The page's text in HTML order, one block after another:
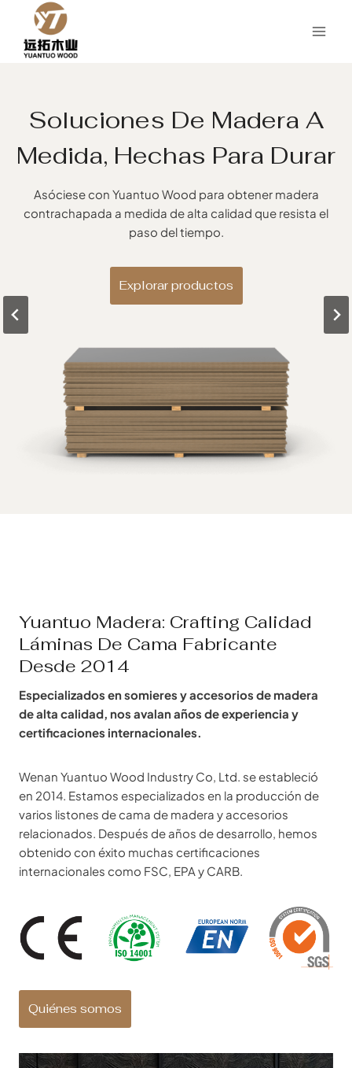
Contenido
Innovación Y Calidad En
Cada Lama
Explore nuestra gama de productos de madera
elaborados por expertos del fabricante de somieres de
origen.
Explorar productos
Su Fuente De Confianza
Para Somieres De Alta
Calidad
Descubra la combinación perfecta de calidad,
Explorar productos
Soluciones De Madera A
Medida, Hechas Para Durar
Asóciese con Yuantuo Wood para obtener madera
contrachapada a medida de alta calidad que resista el
paso del tiempo.
Explorar productos
Yuantuo Madera: Crafting Calidad
Láminas De Cama Fabricante
Desde 2014
Especializados en somieres y accesorios de madera
de alta calidad, nos avalan años de experiencia y
certificaciones internacionales.
Wenan Yuantuo Wood Industry Co, Ltd. se estableció
en 2014. Estamos especializados en la producción de
varios listones de cama de madera y accesorios
relacionados. Después de años de desarrollo, hemos
obtenido con éxito muchas certificaciones
internacionales como FSC, EPA y CARB.
Quiénes somos